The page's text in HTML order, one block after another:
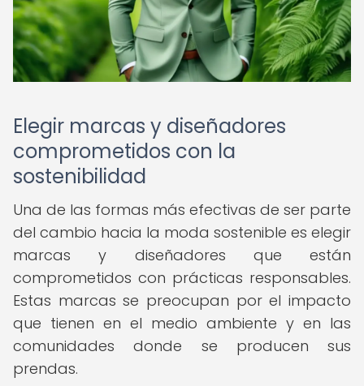
Elegir marcas y diseñadores
comprometidos con la
sostenibilidad
Una de las formas más efectivas de ser parte
del cambio hacia la moda sostenible es elegir
marcas y diseñadores que están
comprometidos con prácticas responsables.
Estas marcas se preocupan por el impacto
que tienen en el medio ambiente y en las
comunidades donde se producen sus
prendas.